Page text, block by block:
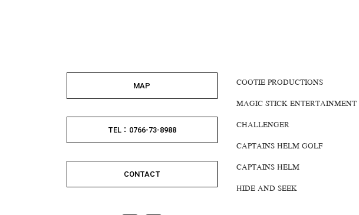
MAP
TEL：0766-73-8988
CONTACT
COOTIE PRODUCTIONS
MAGIC STICK ENTERTAINMENT
CHALLENGER
CAPTAINS HELM GOLF
CAPTAINS HELM
HIDE AND SEEK